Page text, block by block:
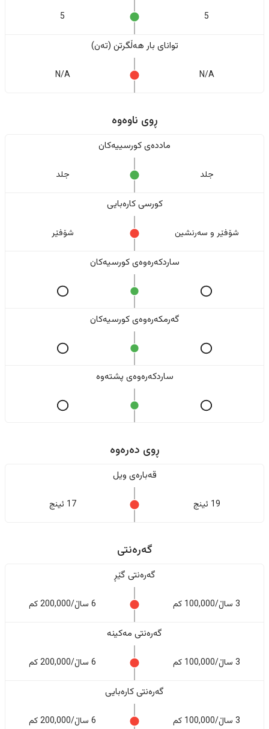
5
5
تواناى بار هەڵگرتن (تەن)
N/A
N/A
ڕوی ناوەوە
ماددەی کورسییەکان
جلد جلد
کورسی کارەبایی
شۆفێر و سەرنشین شۆفێر
ساردکەرەوەی کورسیەکان
گەرمکەرەوەی کورسیەکان
ساردکەرەوەی پشتەوە
ڕوی دەرەوە
قەبارەی ویل
19 ئینج 17 ئینج
گەرەنتی
گەرەنتی گێڕ
3 ساڵ/100,000 کم 6 ساڵ/200,000 کم
گەرەنتی مەکینە
3 ساڵ/100,000 کم 6 ساڵ/200,000 کم
گەرەنتی کارەبایی
3 ساڵ/100,000 کم 6 ساڵ/200,000 کم